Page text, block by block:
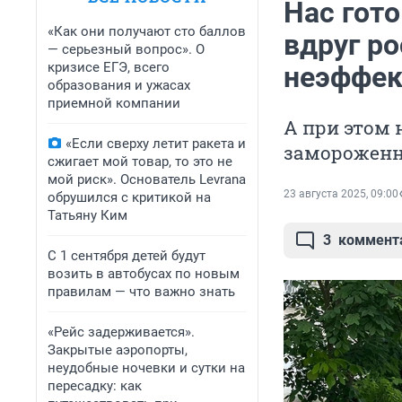
«Как они получают сто баллов
— серьезный вопрос». О
кризисе ЕГЭ, всего
образования и ужасах
приемной компании
«Если сверху летит ракета и
сжигает мой товар, то это не
мой риск». Основатель Levrana
обрушился с критикой на
Татьяну Ким
С 1 сентября детей будут
возить в автобусах по новым
правилам — что важно знать
«Рейс задерживается».
Закрытые аэропорты,
неудобные ночевки и сутки на
пересадку: как
Нас
вдруг
А при этом
23 августа 2025, 09:00
3